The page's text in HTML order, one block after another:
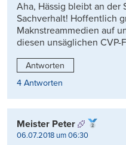
Aha, Hässig bleibt an der
Sachverhalt! Hoffentlich
Maknstreammedien auf
diesen unsäglichen CVP-
Antworten
4 Antworten
Meister Peter
06.07.2018 um 06:30